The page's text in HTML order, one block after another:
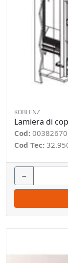
KOBLENZ
Lamiera di
Cod: 00382670
Cod Tec:
−